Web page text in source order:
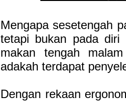
Mengapa sesetengah
tetapi bukan pada diri
makan tengah
adakah terdapat
Dengan rekaan